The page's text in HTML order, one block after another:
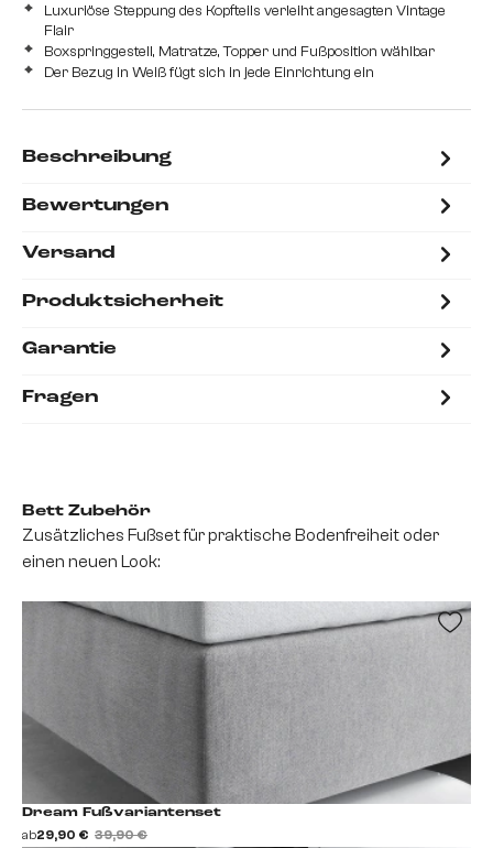
Luxuriöse Steppung des Kopfteils verleiht angesagten Vintage
Flair
Boxspringgestell, Matratze, Topper und Fußposition wählbar
Der Bezug in Weiß fügt sich in jede Einrichtung ein
Beschreibung
Bewertungen
Versand
Produktsicherheit
Garantie
Fragen
Bett Zubehör
Zusätzliches Fußset für praktische Bodenfreiheit oder
einen neuen Look:
Dream Fußvariantenset
ab29,90 € 39,90 €